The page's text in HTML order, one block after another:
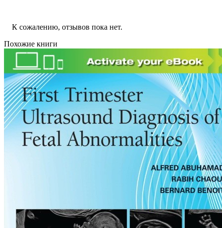
К сожалению, отзывов пока нет.
Похожие книги